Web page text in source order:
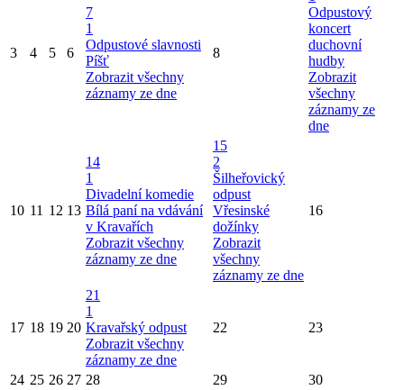
3 4 5 6
7
1
Odpustové slavnosti
Píšť
Zobrazit všechny
záznamy ze dne
8
Odpustový
koncert
duchovní
hudby
Zobrazit
všechny
záznamy ze
dne
10 11 12 13
14
1
Divadelní komedie
Bílá paní na vdávání
v Kravařích
Zobrazit všechny
záznamy ze dne
15
2
Šilheřovický
odpust
Vřesinské
dožínky
Zobrazit
všechny
záznamy ze dne
16
17 18 19 20
21
1
Kravařský odpust
Zobrazit všechny
záznamy ze dne
22 23
24 25 26 27 28 29 30